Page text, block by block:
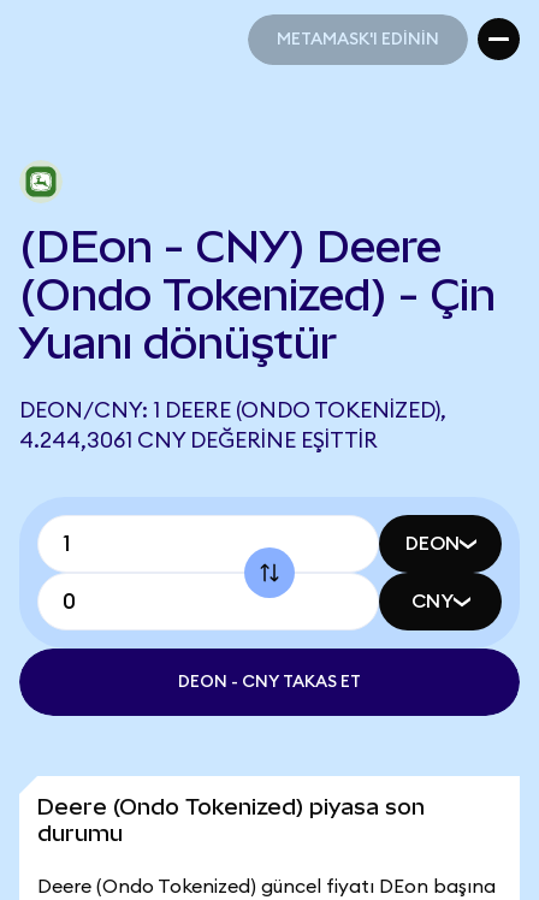
METAMASK'I EDİNİN
(DEon - CNY) Deere
(Ondo Tokenized) - Çin
Yuanı dönüştür
DEON/CNY: 1 DEERE (ONDO TOKENIZED),
4.244,3061 CNY DEĞERINE EŞITTIR
DEON
CNY
DEON - CNY TAKAS ET
Deere (Ondo Tokenized) piyasa son
durumu
Deere (Ondo Tokenized) güncel fiyatı DEon başına